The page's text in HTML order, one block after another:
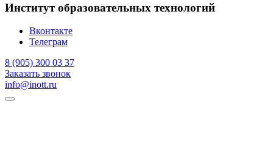
Институт образовательных технологий
Вконтакте
Телеграм
8 (905) 300 03 37
Заказать звонок
info@inott.ru